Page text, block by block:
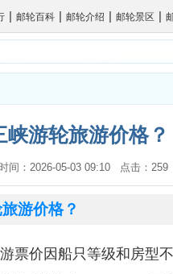
| 邮轮百科 | 邮轮介绍 | 邮轮景区 |
峡游轮旅游价格
间：2026-05-03 09:10 点击：
游价格？
票价因船只等级和房型